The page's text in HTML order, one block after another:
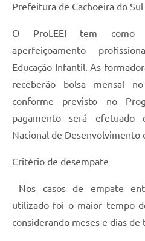
Prefeitura de Cachoeira do Sul
O ProLEEI tem como
aperfeiçoamento
Educação Infantil. As
receberão bolsa mensal
conforme previsto no
pagamento será efetuado
Nacional de Desenvolvimento
Critério de desempate
Nos casos de empate
utilizado foi o maior tempo
considerando meses e dias